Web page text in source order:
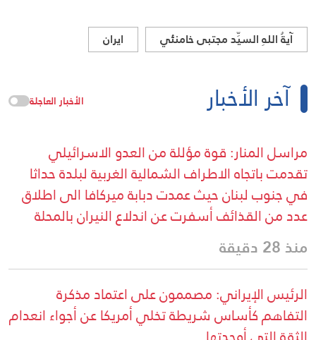
آيةُ اللهِ السيِّد مجتبى خامنئي ايران
آخر الأخبار الأخبار العاجلة
مراسل المنار: قوة مؤللة من العدو الاسرائيلي
تقدمت باتجاه الاطراف الشمالية الغربية لبلدة حداثا
في جنوب لبنان حيث عمدت دبابة ميركافا الى اطلاق
عدد من القذائف أسفرت عن اندلاع النيران بالمحلة
منذ 28 دقيقة
الرئيس الإيراني: مصممون على اعتماد مذكرة
التفاهم كأساس شريطة تخلي أمريكا عن أجواء انعدام